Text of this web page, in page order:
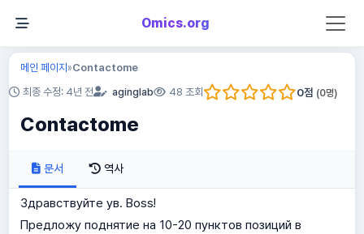
Omics.org
메인 페이지»Contactome
최종 수정: 4년 전 aginglab 48 조회 0점 (0명)
Contactome
문서 역사
Здравствуйте ув. Boss!
Предложу поднятие на 10-20 пунктов позиций в